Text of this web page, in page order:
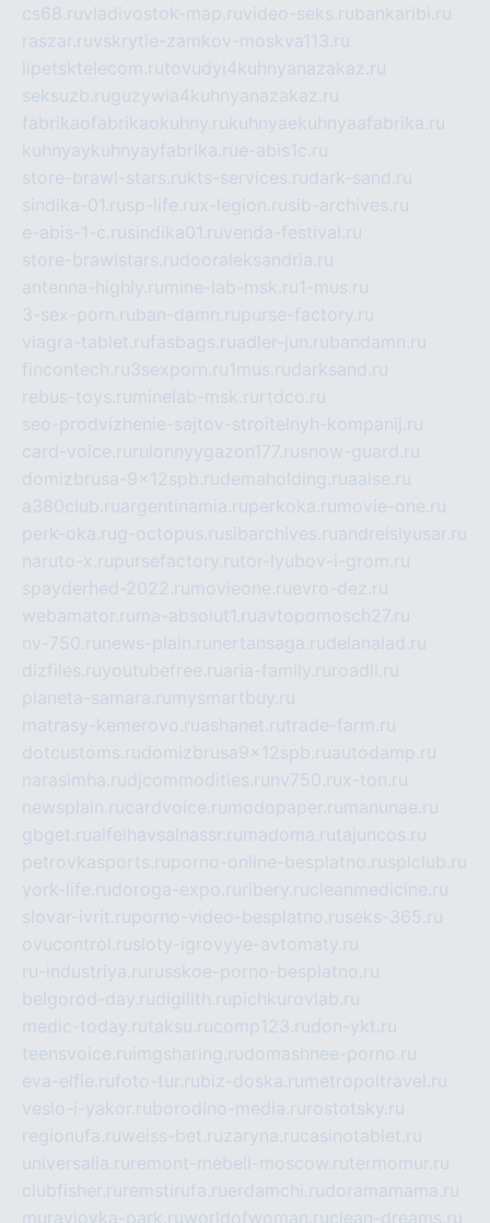
cs68.ruvladivostok-map.ruvideo-seks.rubankaribi.ru
raszar.ruvskrytie-zamkov-moskva113.ru
lipetsktelecom.rutovudyi4kuhnyanazakaz.ru
seksuzb.ruguzywia4kuhnyanazakaz.ru
fabrikaofabrikaokuhny.rukuhnyaekuhnyaafabrika.ru
kuhnyaykuhnyayfabrika.rue-abis1c.ru
store-brawl-stars.rukts-services.rudark-sand.ru
sindika-01.rusp-life.rux-legion.rusib-archives.ru
e-abis-1-c.rusindika01.ruvenda-festival.ru
store-brawlstars.rudooraleksandria.ru
antenna-highly.ru mine-lab-msk.ru1-mus.ru
3-sex-porn.ruban-damn.rupurse-factory.ru
viagra-tablet.rufasbags.ruadler-jun.rubandamn.ru
fincontech.ru3sexporn.ru1mus.rudarksand.ru
rebus-toys.ru minelab-msk.ru rtdco.ru
seo-prodvizhenie-sajtov-stroitelnyh-kompanij.ru
card-voice.ru rulonnyygazon177.rusnow-guard.ru
domizbrusa-9x12spb.rudemaholding.ruaalse.ru
a380club.ruargentinamia.ruperkoka.ru movie-one.ru
perk-oka.rug-octopus.rusibarchives.ruandreislyusar.ru
naruto-x.rupursefactory.rutor-lyubov-i-grom.ru
spayderhed-2022.ru movieone.ruevro-dez.ru
webamator.ru ma-absolut1.ruavtopomosch27.ru
nv-750.ru news-plain.ru nertansaga.rudelanalad.ru
dizfiles.ruyoutubefree.ruaria-family.ru roadli.ru
planeta-samara.ru mysmartbuy.ru
matrasy-kemerovo.ruashanet.rutrade-farm.ru
dotcustoms.rudomizbrusa9x12spb.ruautodamp.ru
narasimha.rudjcommodities.ru nv750.rux-ton.ru
newsplain.rucardvoice.ru modopaper.ru manunae.ru
gbget.rualfeihavsalnassr.ru madoma.rutajuncos.ru
petrovkasports.ruporno-online-besplatno.rusplclub.ru
york-life.rudoroga-expo.ru ribery.rucleanmedicine.ru
slovar-ivrit.ruporno-video-besplatno.ruseks-365.ru
ovucontrol.rusloty-igrovyye-avtomaty.ru
ru-industriya.ru russkoe-porno-besplatno.ru
belgorod-day.rudigilith.rupichkurovlab.ru
medic-today.rutaksu.rucomp123.rudon-ykt.ru
teensvoice.ru imgsharing.rudomashnee-porno.ru
eva-elfie.rufoto-tur.rubiz-doska.ru metropoltravel.ru
veslo-i-yakor.ruborodino-media.ru rostotsky.ru
regionufa.ruweiss-bet.ruzaryna.rucasinotablet.ru
universalia.ru remont-mebeli-moscow.rutermomur.ru
clubfisher.ru remstirufa.ruerdamchi.rudoramamama.ru
muraviovka-park.ruworldofwoman.ruclean-dreams.ru